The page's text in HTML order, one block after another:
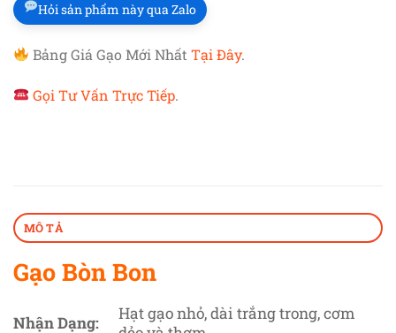
Hỏi sản phẩm này qua Zalo
Bảng Giá Gạo Mới NhấtTại Đây.
Gọi Tư Vấn Trực Tiếp.
MÔ TẢ
Gạo Bòn Bon
Nhận Dạng:
Hạt gạo nhỏ, dài trắng trong, cơm